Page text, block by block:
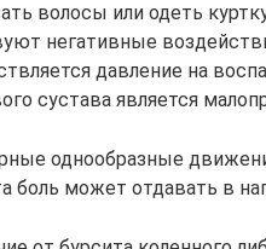
волосы или одеть
негативные
давление на
сустава является
однообразные
боль может отдавать в